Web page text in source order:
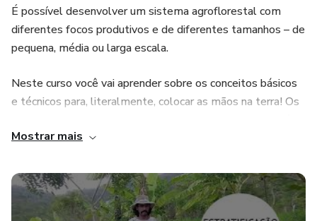
É possível desenvolver um sistema agroflorestal com
diferentes focos produtivos e de diferentes tamanhos – de
pequena, média ou larga escala.
Neste curso você vai aprender sobre os conceitos básicos
e técnicos para, literalmente, colocar as mãos na terra! Os
com os questionamentos que mais recebemos nos nossos
Mostrar mais